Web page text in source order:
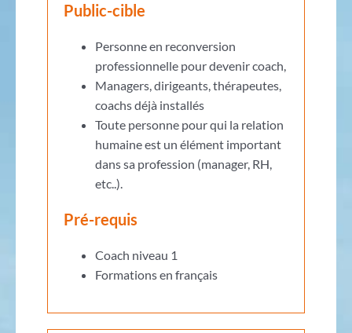
Public-cible
Personne en reconversion
professionnelle pour devenir coach,
Managers, dirigeants, thérapeutes,
coachs déjà installés
Toute personne pour qui la relation
humaine est un élément important
dans sa profession (manager, RH,
etc..).
Pré-requis
Coach niveau 1
Formations en français